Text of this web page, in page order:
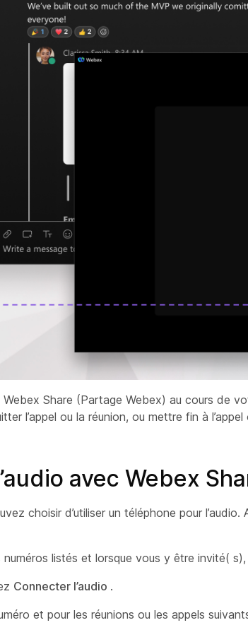
Share (Partage Webex) au cours de
l’appel ou la réunion, ou mettre fin à
avec Webex
choisir d’utiliser un téléphone pour
listés et lorsque vous y être invité( s),
Connecter l’audio .
et pour les réunions ou les appels